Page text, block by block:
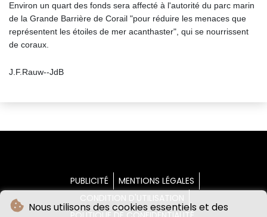
Nous utilisons des cookies essentiels et des
Environ un quart des fonds sera affecté à l'autorité du parc marin
de la Grande Barrière de Corail "pour réduire les menaces que
représentent les étoiles de mer acanthaster", qui se nourrissent
de coraux.
J.F.Rauw--JdB
PUBLICITÉ
MENTIONS LÉGALES
CONDITION D'UTILISATION